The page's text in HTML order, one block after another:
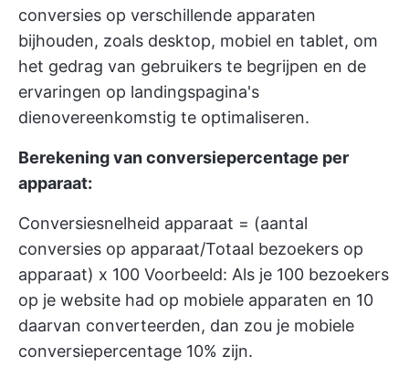
conversies op verschillende apparaten
bijhouden, zoals desktop, mobiel en tablet, om
het gedrag van gebruikers te begrijpen en de
ervaringen op landingspagina's
dienovereenkomstig te optimaliseren.
Berekening van conversiepercentage per
apparaat:
Conversiesnelheid apparaat = (aantal
conversies op apparaat/Totaal bezoekers op
apparaat) x 100 Voorbeeld: Als je 100 bezoekers
op je website had op mobiele apparaten en 10
daarvan converteerden, dan zou je mobiele
conversiepercentage 10% zijn.